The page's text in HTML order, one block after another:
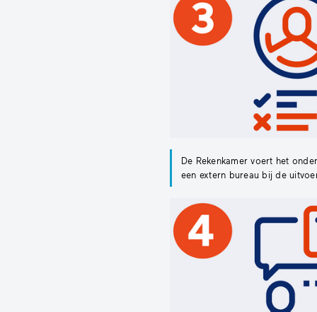
De Rekenkamer voert het
een extern bureau bij de